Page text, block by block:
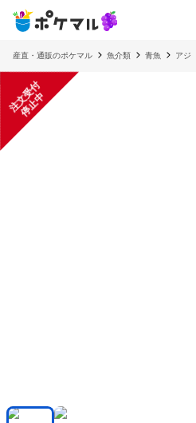
産直・通販のポケマル 魚介類 青魚 アジ
注
文
受
付
停
止
中